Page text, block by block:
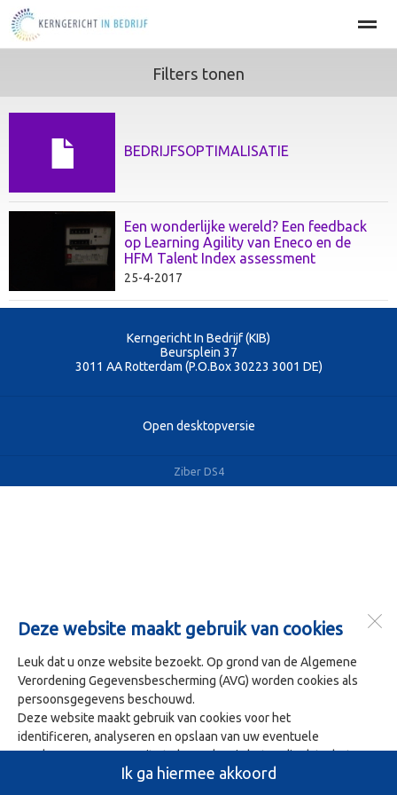
BEDRIJFSOPTIMALISATIE
Home
Deze website maakt gebruik van cookies
Leuk dat u onze website bezoekt. Op grond van de Algemene
Verordening Gegevensbescherming (AVG) worden cookies als
persoonsgegevens beschouwd.
Deze website maakt gebruik van cookies voor het
identificeren, analyseren en opslaan van uw eventuele
voorkeuren. Om onze site te bezoeken is het nodig dat u het
gebruik van deze cookies accepteert. U doet dit door op 'Ja ik
Ik ga hiermee akkoord
Filters tonen
BEDRIJFSOPTIMALISATIE
Een wonderlijke wereld? Een feedback
op Learning Agility van Eneco en de
HFM Talent Index assessment
25-4-2017
Kerngericht In Bedrijf (KIB)
Beursplein 37
3011 AA Rotterdam (P.O.Box 30223 3001 DE)
Open desktopversie
Ziber DS4